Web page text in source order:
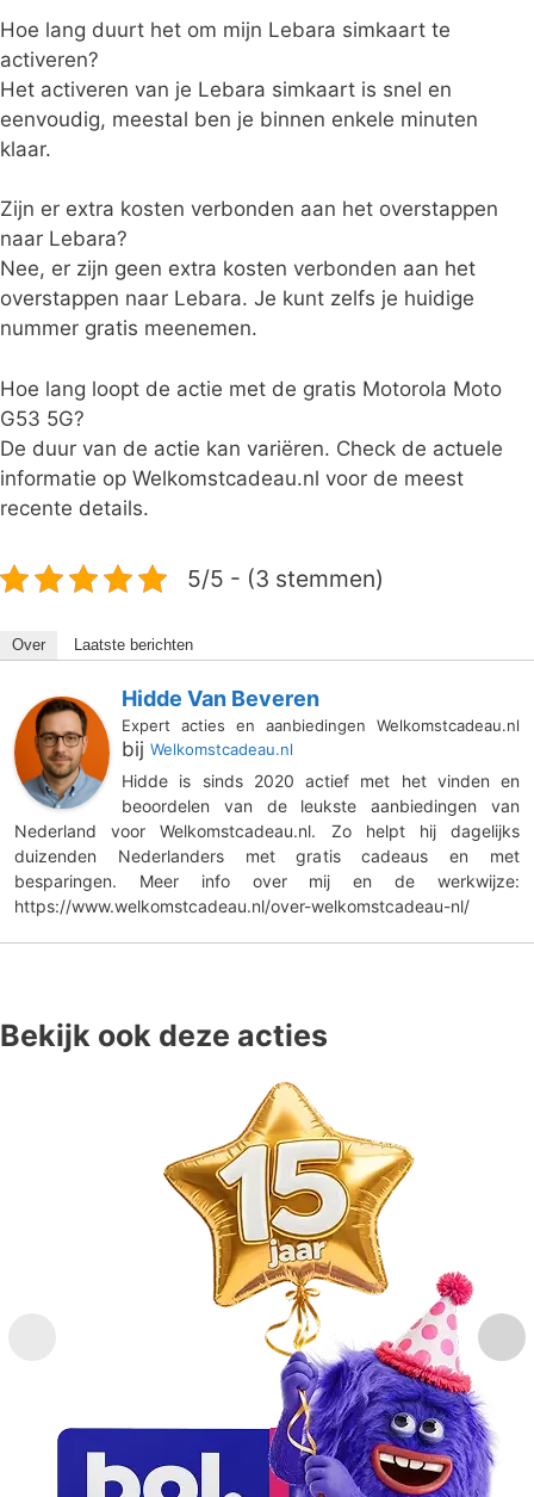
Hoe lang duurt het om mijn Lebara simkaart te
activeren?
Het activeren van je Lebara simkaart is snel en
eenvoudig, meestal ben je binnen enkele minuten
klaar.
Zijn er extra kosten verbonden aan het overstappen
naar Lebara?
Nee, er zijn geen extra kosten verbonden aan het
overstappen naar Lebara. Je kunt zelfs je huidige
nummer gratis meenemen.
Hoe lang loopt de actie met de gratis Motorola Moto
G53 5G?
De duur van de actie kan variëren. Check de actuele
informatie op Welkomstcadeau.nl voor de meest
recente details.
5/5 - (3 stemmen)
Over Laatste berichten
Hidde Van Beveren
Expert acties en aanbiedingen Welkomstcadeau.nl
bij Welkomstcadeau.nl
Hidde is sinds 2020 actief met het vinden en
beoordelen van de leukste aanbiedingen van
Nederland voor Welkomstcadeau.nl. Zo helpt hij dagelijks
duizenden Nederlanders met gratis cadeaus en met
besparingen. Meer info over mij en de werkwijze:
https://www.welkomstcadeau.nl/over-welkomstcadeau-nl/
Bekijk ook deze acties